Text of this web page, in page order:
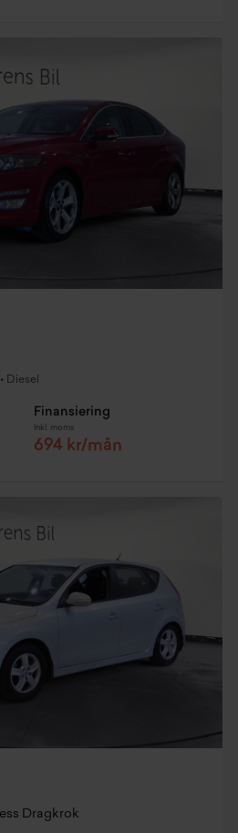
• Diesel
Finansiering
Inkl. moms
694 kr/mån
Dragkrok